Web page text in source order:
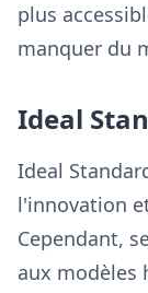
plus
manquer du
Ideal
Ideal
l'innovation
Cependant,
aux modèles